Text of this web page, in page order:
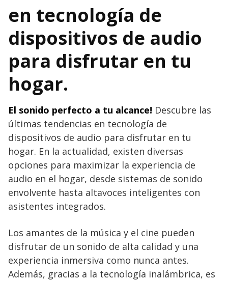
en tecnología de
dispositivos de audio
para disfrutar en tu
hogar.
El sonido perfecto a tu alcance! Descubre las
últimas tendencias en tecnología de
dispositivos de audio para disfrutar en tu
hogar. En la actualidad, existen diversas
opciones para maximizar la experiencia de
audio en el hogar, desde sistemas de sonido
envolvente hasta altavoces inteligentes con
asistentes integrados.
Los amantes de la música y el cine pueden
disfrutar de un sonido de alta calidad y una
experiencia inmersiva como nunca antes.
Además, gracias a la tecnología inalámbrica, es